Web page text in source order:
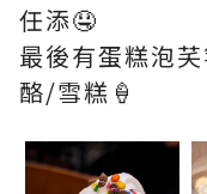
任添🤤
最後有蛋糕泡
酪/雪糕🍦